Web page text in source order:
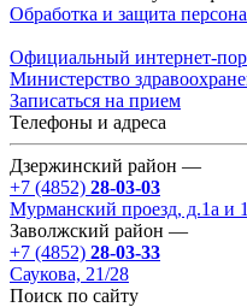
Обработка и защита
Официальный интернет-
Министерство
Записаться на прием
Телефоны и адреса
Дзержинский район —
+7 (4852) 28-03-03
Мурманский проезд, д.1а и
Заволжский район —
+7 (4852) 28-03-33
Саукова, 21/28
Поиск по сайту